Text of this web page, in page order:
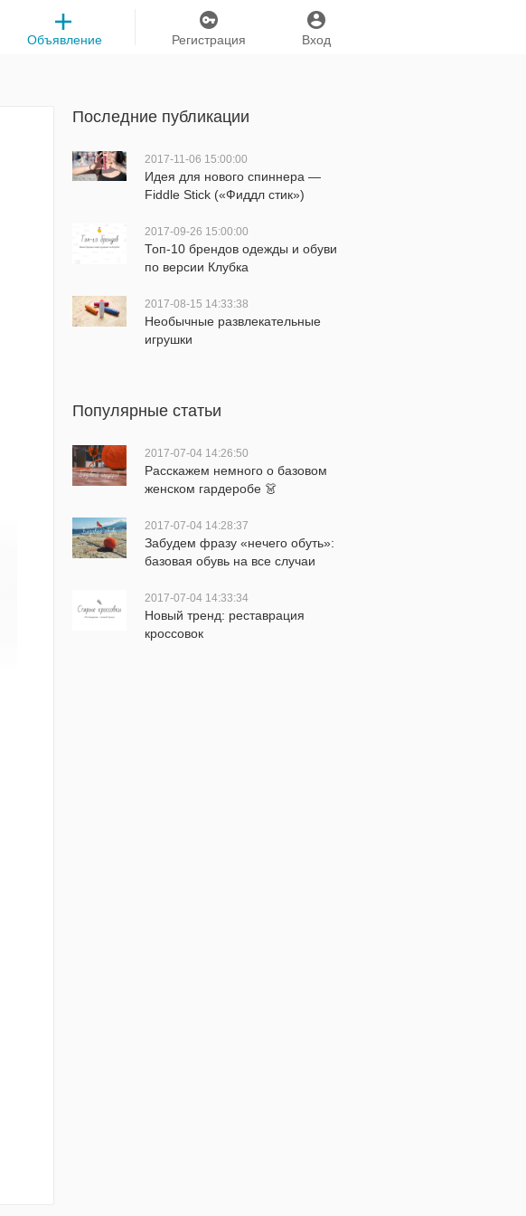
Вход
Регистрация
Объявление
Последние публикации
2017-11-06 15:00:00
Идея для нового спиннера —
Fiddle Stick («Фиддл стик»)
2017-09-26 15:00:00
Топ-10 брендов одежды и обуви
по версии Клубка
2017-08-15 14:33:38
Необычные развлекательные
игрушки
Популярные статьи
2017-07-04 14:26:50
Расскажем немного о базовом
женском гардеробе 👗
2017-07-04 14:28:37
Забудем фразу «нечего обуть»:
базовая обувь на все случаи
2017-07-04 14:33:34
Новый тренд: реставрация
кроссовок